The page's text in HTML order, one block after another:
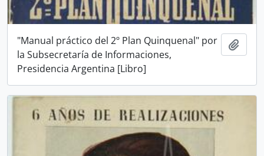
"Manual práctico del 2º Plan Quinquenal" por
la Subsecretaría de Informaciones,
Presidencia Argentina [Libro]